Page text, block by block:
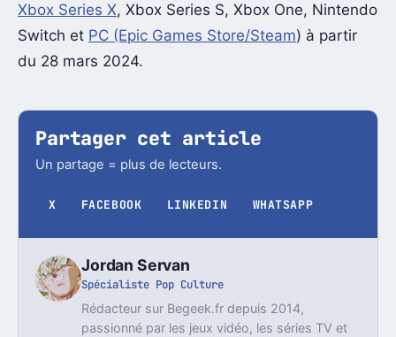
Xbox Series X, Xbox Series S, Xbox One, Nintendo
Switch et PC (Epic Games Store/Steam) à partir
du 28 mars 2024.
Partager cet article
Un partage = plus de lecteurs.
X FACEBOOK LINKEDIN WHATSAPP
Jordan Servan
Spécialiste Pop Culture
Rédacteur sur Begeek.fr depuis 2014,
passionné par les jeux vidéo, les séries TV et